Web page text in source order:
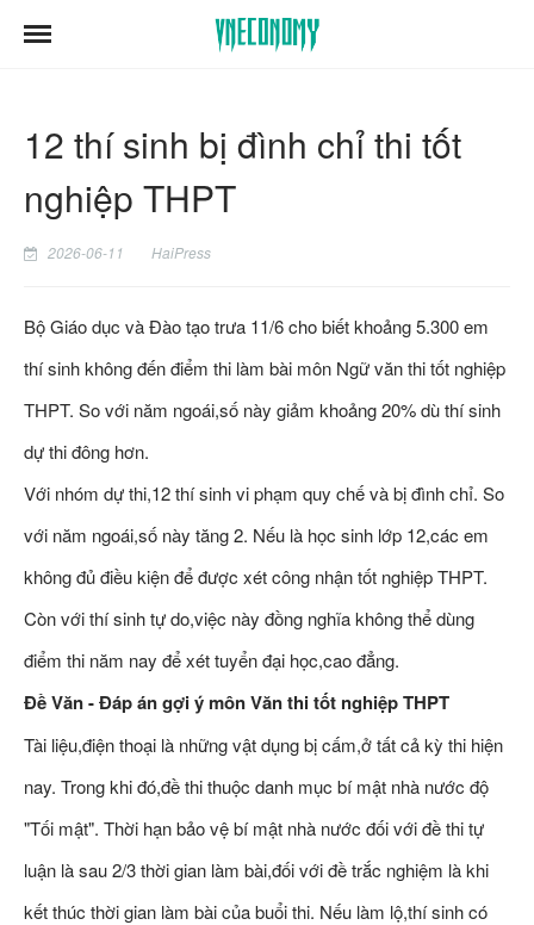
12 thí sinh bị đình chỉ thi tốt
nghiệp THPT
2026-06-11 HaiPress
Bộ Giáo dục và Đào tạo trưa 11/6 cho biết khoảng 5.300 em
thí sinh không đến điểm thi làm bài môn Ngữ văn thi tốt nghiệp
THPT. So với năm ngoái,số này giảm khoảng 20% dù thí sinh
dự thi đông hơn.
Với nhóm dự thi,12 thí sinh vi phạm quy chế và bị đình chỉ. So
với năm ngoái,số này tăng 2. Nếu là học sinh lớp 12,các em
không đủ điều kiện để được xét công nhận tốt nghiệp THPT.
Còn với thí sinh tự do,việc này đồng nghĩa không thể dùng
điểm thi năm nay để xét tuyển đại học,cao đẳng.
Đề Văn - Đáp án gợi ý môn Văn thi tốt nghiệp THPT
Tài liệu,điện thoại là những vật dụng bị cấm,ở tất cả kỳ thi hiện
nay. Trong khi đó,đề thi thuộc danh mục bí mật nhà nước độ
"Tối mật". Thời hạn bảo vệ bí mật nhà nước đối với đề thi tự
luận là sau 2/3 thời gian làm bài,đối với đề trắc nghiệm là khi
kết thúc thời gian làm bài của buổi thi. Nếu làm lộ,thí sinh có